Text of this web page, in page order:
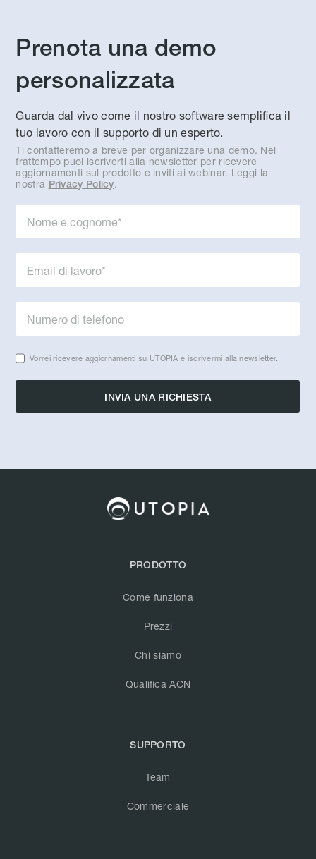
Prenota una demo
personalizzata
Guarda dal vivo come il nostro software semplifica il
tuo lavoro con il supporto di un esperto.
Ti contatteremo a breve per organizzare una demo. Nel
frattempo puoi iscriverti alla newsletter per ricevere
aggiornamenti sul prodotto e inviti ai webinar. Leggi la
nostra Privacy Policy.
Vorrei ricevere aggiornamenti su UTOPIA e iscrivermi alla newsletter.
PRODOTTO
Come funziona
Prezzi
Chi siamo
Qualifica ACN
SUPPORTO
Team
Commerciale